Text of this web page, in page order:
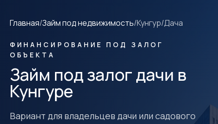
Главная/Займ под недвижимость/Кунгур/Дача
ФИНАНСИРОВАНИЕ ПОД ЗАЛОГ
ОБЪЕКТА
Займ под залог дачи в
Кунгуре
Вариант для владельцев дачи или садового